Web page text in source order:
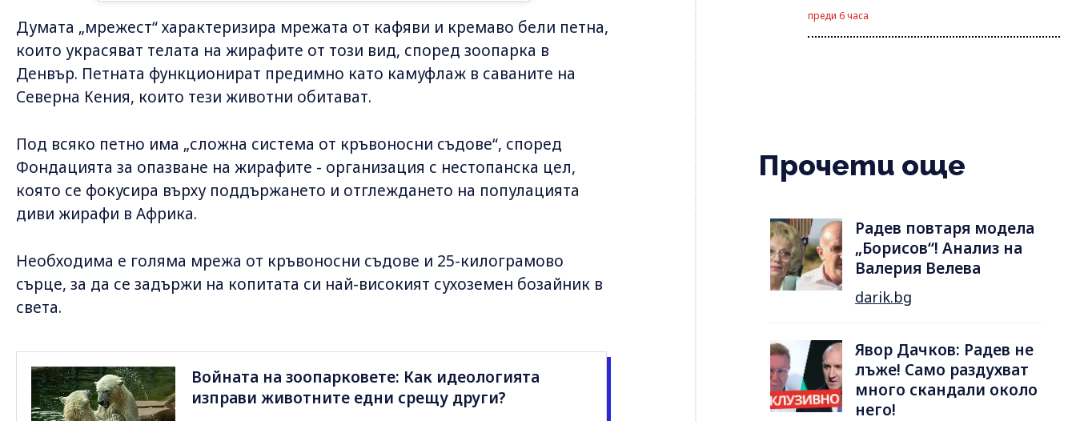
Думата „мрежест“ характеризира мрежата от кафяви и кремаво бели петна,
които украсяват телата на жирафите от този вид, според зоопарка в
Денвър. Петната функционират предимно като камуфлаж в саваните на
Северна Кения, които тези животни обитават.
Под всяко петно има „сложна система от кръвоносни съдове“, според
Фондацията за опазване на жирафите - организация с нестопанска цел,
която се фокусира върху поддържането и отглеждането на популацията
диви жирафи в Африка.
Необходима е голяма мрежа от кръвоносни съдове и 25-килограмово
сърце, за да се задържи на копитата си най-високият сухоземен бозайник в
света.
Войната на зоопарковете: Как идеологията
изправи животните едни срещу други?
преди 6 часа
Прочети още
Радев повтаря модела
„Борисов“! Анализ на
Валерия Велева
darik.bg
Явор Дачков: Радев не
лъже! Само раздухват
много скандали около
него!